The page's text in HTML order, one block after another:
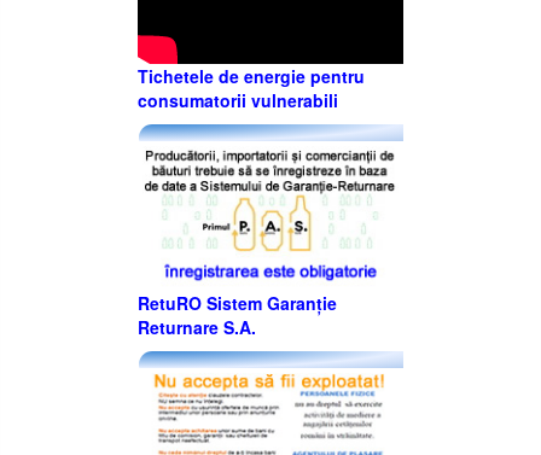
Tichetele de energie pentru
consumatorii vulnerabili
RetuRO Sistem Garanție
Returnare S.A.